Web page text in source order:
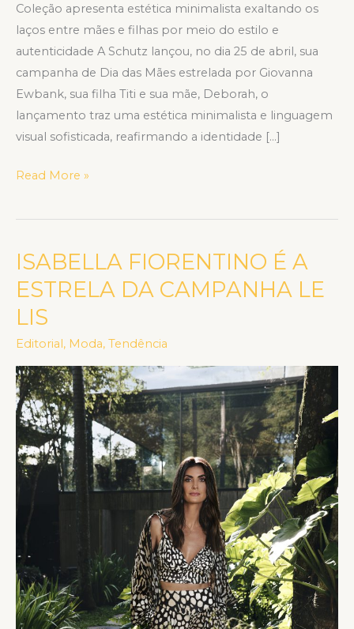
Coleção apresenta estética minimalista exaltando os
laços entre mães e filhas por meio do estilo e
autenticidade A Schutz lançou, no dia 25 de abril, sua
campanha de Dia das Mães estrelada por Giovanna
Ewbank, sua filha Titi e sua mãe, Deborah, o
lançamento traz uma estética minimalista e linguagem
visual sofisticada, reafirmando a identidade […]
e
Titi
Read More »
ISABELLA FIORENTINO É A
ESTRELA DA CAMPANHA LE
LIS
Editorial, Moda, Tendência
ISABELLA
FIORENTINO
É
A
ESTRELA
DA
CAMPANHA
LE
LIS